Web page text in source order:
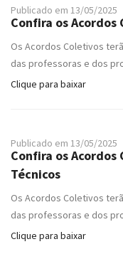
o
n
Publicado em 13/05/2025
Confira os Acordos
Os Acordos Coletivos
das professoras e dos
Clique para baixar
Publicado em 13/05/2025
Confira os Acordos
Técnicos
Os Acordos Coletivos
das professoras e dos
Clique para baixar